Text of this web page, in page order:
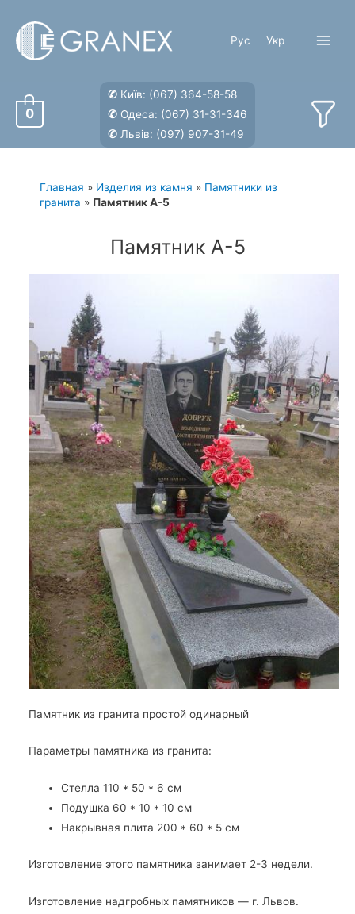
содержимому
Рус Укр
0
✆ Київ: (067) 364-58-58
✆ Одеса: (067) 31-31-346
✆ Львів: (097) 907-31-49
Главная » Изделия из камня » Памятники из
гранита » Памятник А-5
Памятник А-5
Памятник из гранита простой одинарный
Параметры памятника из гранита:
Стелла 110 * 50 * 6 см
Подушка 60 * 10 * 10 см
Накрывная плита 200 * 60 * 5 см
Изготовление этого памятника занимает 2-3 недели.
Изготовление надгробных памятников — г. Львов.